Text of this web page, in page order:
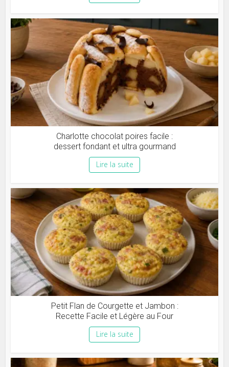
Charlotte chocolat poires facile :
dessert fondant et ultra gourmand
Lire la suite
Petit Flan de Courgette et Jambon :
Recette Facile et Légère au Four
Lire la suite